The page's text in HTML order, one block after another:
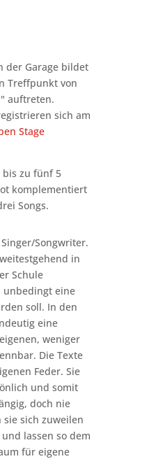
der Garage bildet
Treffpunkt von
auftreten.
sich am
Stage
zu fünf 5
komplementiert
Songs.
Songwriter.
in
Schule
unbedingt eine
soll. In den
eine
weniger
Die Texte
Feder. Sie
und somit
doch nie
sich zuweilen
lassen so dem
für eigene